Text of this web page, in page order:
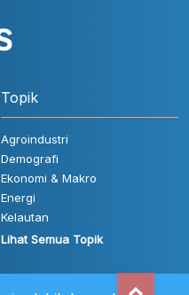
Topik
Agroindustri
Demografi
Ekonomi & Makro
Energi
Kelautan
Lihat Semua Topik